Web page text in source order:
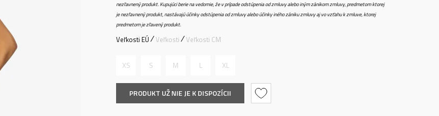
nezľavnený produkt. Kupujúci berie na vedomie, že v prípade odstúpenia od zmluvy alebo iným zánikom zmluvy, predmetom ktorej
je nezľavnený produkt, nastávajú účinky odstúpenia od zmluvy alebo účinky iného zániku zmluvy aj vo vzťahu k zmluve, ktorej
predmetom je zľavený produkt.
Veľkosti EÚ Veľkosti Veľkosti CM
XS S M L XL
PRODUKT UŽ NIE JE K DISPOZÍCII